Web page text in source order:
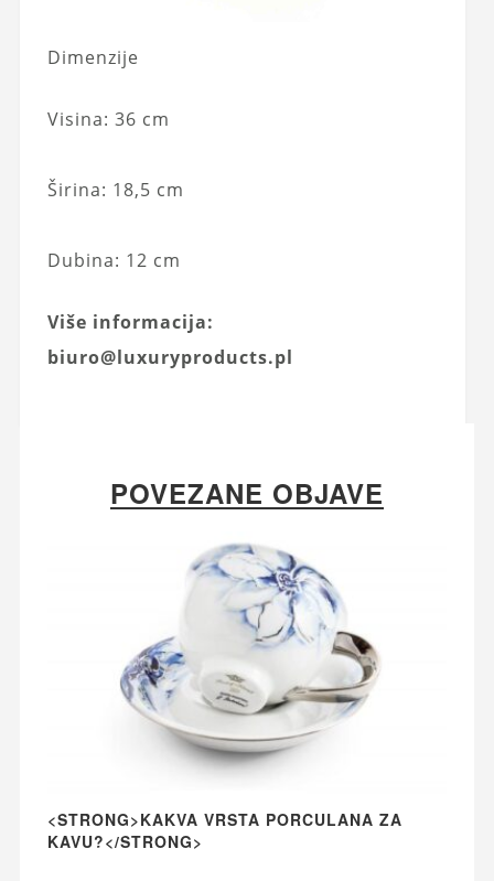
Dimenzije
Visina: 36 cm
Širina: 18,5 cm
Dubina: 12 cm
Više informacija:
biuro@luxuryproducts.pl
POVEZANE OBJAVE
<STRONG>KAKVA VRSTA PORCULANA ZA
KAVU?</STRONG>